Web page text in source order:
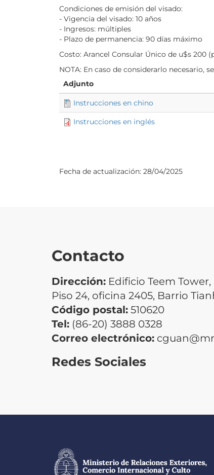
Condiciones de emisión del visado:
- Vigencia del visado: 10 años
- Ingresos: múltiples
- Plazo de permanencia: 90 días máximo
Costo: Arancel Consular Único de u$s 200
NOTA: En caso de considerarlo necesario,
Adjunto
Instrucciones en chino
Instrucciones en inglés
Fecha de actualización: 28/04/2025
Contacto
Dirección: Edificio Teem
Piso 24, oficina 2405, Barrio
Código postal: 510620
Tel: (86-20) 3888 0328
Correo electrónico:
Redes Sociales